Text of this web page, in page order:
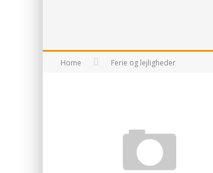
Home Ferie og lejligheder